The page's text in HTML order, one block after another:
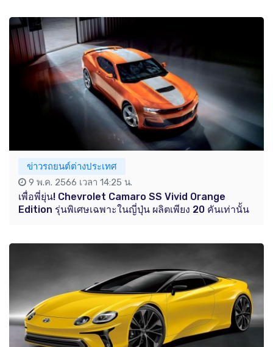
ข่าวรถยนต์ต่างประเทศ
9 พ.ค. 2566 เวลา 14:25 น.
เพื่อพี่ยุ่น! Chevrolet Camaro SS Vivid Orange
Edition รุ่นพิเศษเฉพาะในญี่ปุ่น ผลิตเพียง 20 คันเท่านั้น